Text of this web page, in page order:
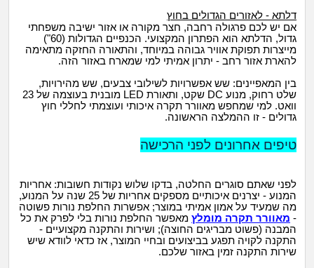
דלתא - לאזורים הגדולים בחוץ
אם יש לכם פרגולה רחבה, חצר מקורה או אזור ישיבה משפחתי
גדול, הדלתא הוא הפתרון המקצועי. הכנפיים הגדולות (60")
מייצרות תפוקת אוויר גבוהה במיוחד, והתאורה החזקה מתאימה
להארת אזור רחב - יתרון אמיתי למי שמארח באזור הזה.
בין המאפיינים: שש אפשרויות לשילובי צבעים, שש מהירויות,
שלט רחוק, מנוע DC שקט, ותאורת LED מובנית בעוצמה של 23
וואט. למי שמחפש מאוורר תקרה איכותי ועוצמתי לחללי חוץ
גדולים - זו ההמלצה הראשונה.
טיפים אחרונים לפני הרכישה
לפני שאתם סוגרים החלטה, בדקו שלוש נקודות חשובות: אחריות
המנוע - יצרנים איכותיים מספקים אחריות של 25 שנה על המנוע,
מה שמעיד על אמון אמיתי במוצר; אפשרות החלפת נורות פשוטה
- מאוורר תקרה מומלץ מאפשר החלפת נורות בלי לפרק את כל
המבנה (פשוט מבריגים החוצה); ושירות והתקנה מקצועיים -
התקנה לקויה תפגע בביצועים ובחיי המוצר, אז כדאי לוודא שיש
שירות התקנה זמין באזור שלכם.